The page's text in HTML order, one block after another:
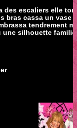
escaliers elle
bras cassa un
tendrement
une silhouette